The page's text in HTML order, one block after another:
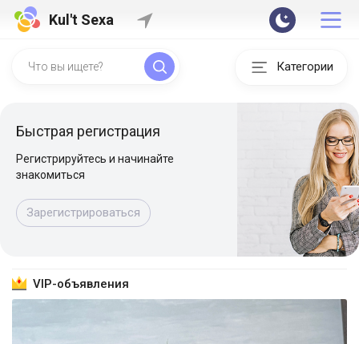
Kul't Sexa
Категории
Быстрая регистрация
Регистрируйтесь и начинайте
знакомиться
Зарегистрироваться
VIP-объявления